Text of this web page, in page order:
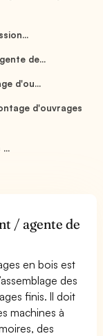
de...
d'ou...
d'ouvrages
/ agente de
en bois est
des
finis. Il doit
machines à
des